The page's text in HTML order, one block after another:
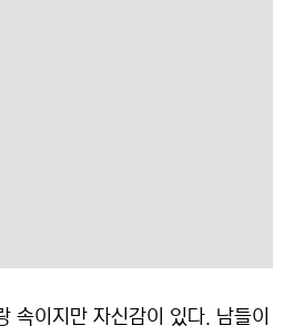
속이지만 자신감이 있다. 남들이